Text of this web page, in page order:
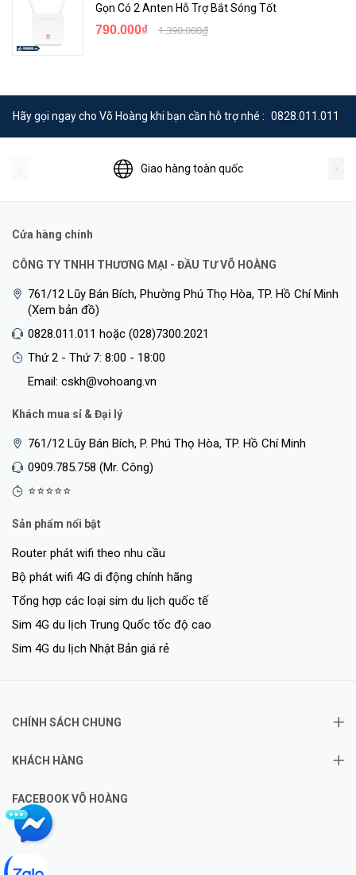
Gọn Có 2 Anten Hỗ Trợ Bắt Sóng Tốt
790.000₫ 1.390.000₫
Hãy gọi ngay cho Võ Hoàng khi bạn cần hỗ trợ nhé : 0828.011.011
Giao hàng toàn quốc
Cửa hàng chính
CÔNG TY TNHH THƯƠNG MẠI - ĐẦU TƯ VÕ HOÀNG
761/12 Lũy Bán Bích, Phường Phú Thọ Hòa, TP. Hồ Chí Minh
(Xem bản đồ)
0828.011.011 hoặc (028)7300.2021
Thứ 2 - Thứ 7: 8:00 - 18:00
Email: cskh@vohoang.vn
Khách mua sỉ & Đại lý
761/12 Lũy Bán Bích, P. Phú Thọ Hòa, TP. Hồ Chí Minh
0909.785.758 (Mr. Công)
⭐⭐⭐⭐⭐
Sản phẩm nổi bật
Router phát wifi theo nhu cầu
Bộ phát wifi 4G di động chính hãng
Tổng hợp các loại sim du lịch quốc tế
Sim 4G du lịch Trung Quốc tốc độ cao
Sim 4G du lịch Nhật Bản giá rẻ
CHÍNH SÁCH CHUNG
KHÁCH HÀNG
FACEBOOK VÕ HOÀNG